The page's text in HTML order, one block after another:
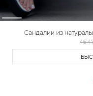
Сандалии из
46